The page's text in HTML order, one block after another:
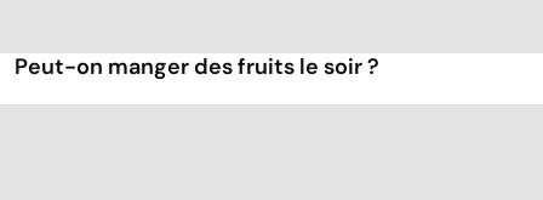
Peut-on manger des fruits le soir ?